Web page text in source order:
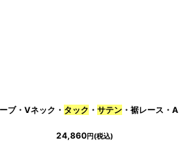
ブ・Vネック・ タック ・ サテン ・裾レース・Aラ
24,860円(税込)